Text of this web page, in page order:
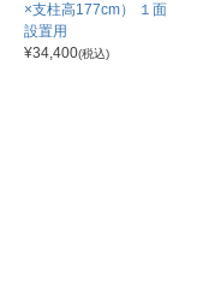
×支柱高177cm） １面
設置用
¥34,400(税込)